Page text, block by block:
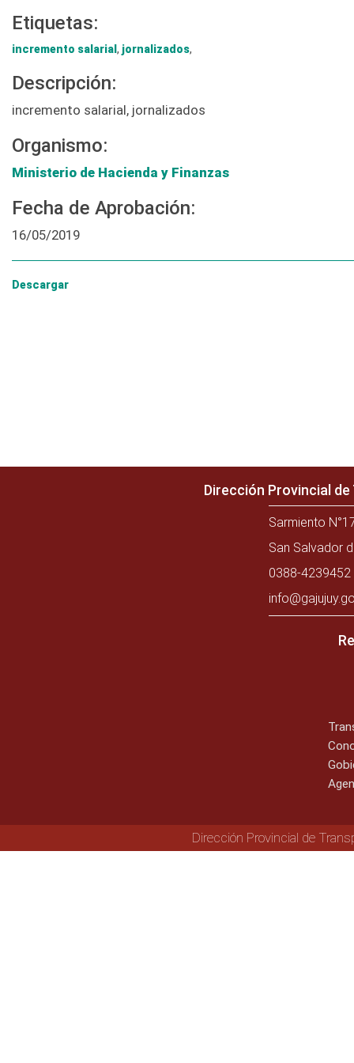
Etiquetas:
incremento salarial , jornalizados,
Descripción:
incremento salarial, jornalizados
Organismo:
Ministerio de Hacienda y Finanzas
Fecha de Aprobación:
16/05/2019
Descargar
Dirección Provincial
Sarmiento
San Salvador
0388-
Dirección Provincial de